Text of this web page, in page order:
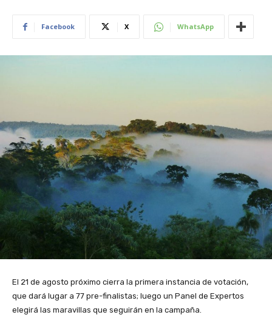
Facebook X WhatsApp
El 21 de agosto próximo cierra la primera instancia de votación,
que dará lugar a 77 pre-finalistas; luego un Panel de Expertos
elegirá las maravillas que seguirán en la campaña.